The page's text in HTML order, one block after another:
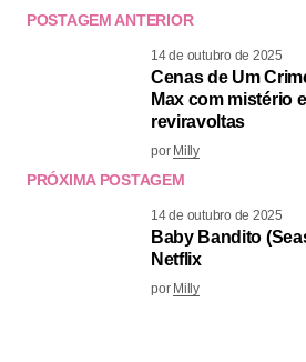
POSTAGEM ANTERIOR
14 de outubro de 2025
Cenas de Um
Max com mistério
reviravoltas
por Milly
PRÓXIMA POSTAGEM
14 de outubro de 2025
Baby Bandito
Netflix
por Milly